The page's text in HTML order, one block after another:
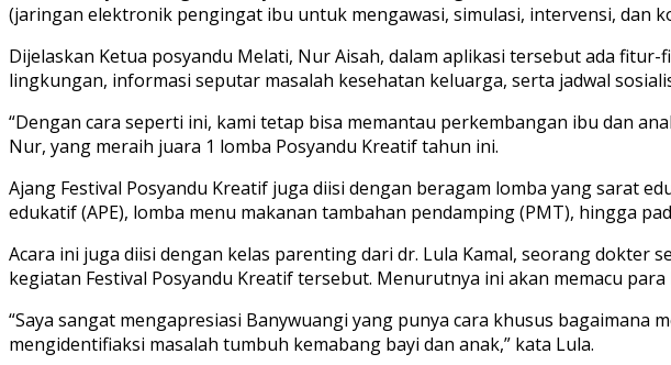
(jaringan elektronik pengingat ibu untuk mengawasi, simulasi, intervensi, dan
Dijelaskan Ketua posyandu Melati, Nur Aisah, dalam aplikasi tersebut ada
lingkungan, informasi seputar masalah kesehatan keluarga, serta jadwal
“Dengan cara seperti ini, kami tetap bisa memantau perkembangan ibu dan
Nur, yang meraih juara 1 lomba Posyandu Kreatif tahun ini.
Ajang Festival Posyandu Kreatif juga diisi dengan beragam lomba yang sarat
edukatif (APE), lomba menu makanan tambahan pendamping (PMT), hingga
Acara ini juga diisi dengan kelas parenting dari dr. Lula Kamal, seorang
kegiatan Festival Posyandu Kreatif tersebut. Menurutnya ini akan memacu
“Saya sangat mengapresiasi Banywuangi yang punya cara khusus
mengidentifiaksi masalah tumbuh kemabang bayi dan anak,” kata Lula.